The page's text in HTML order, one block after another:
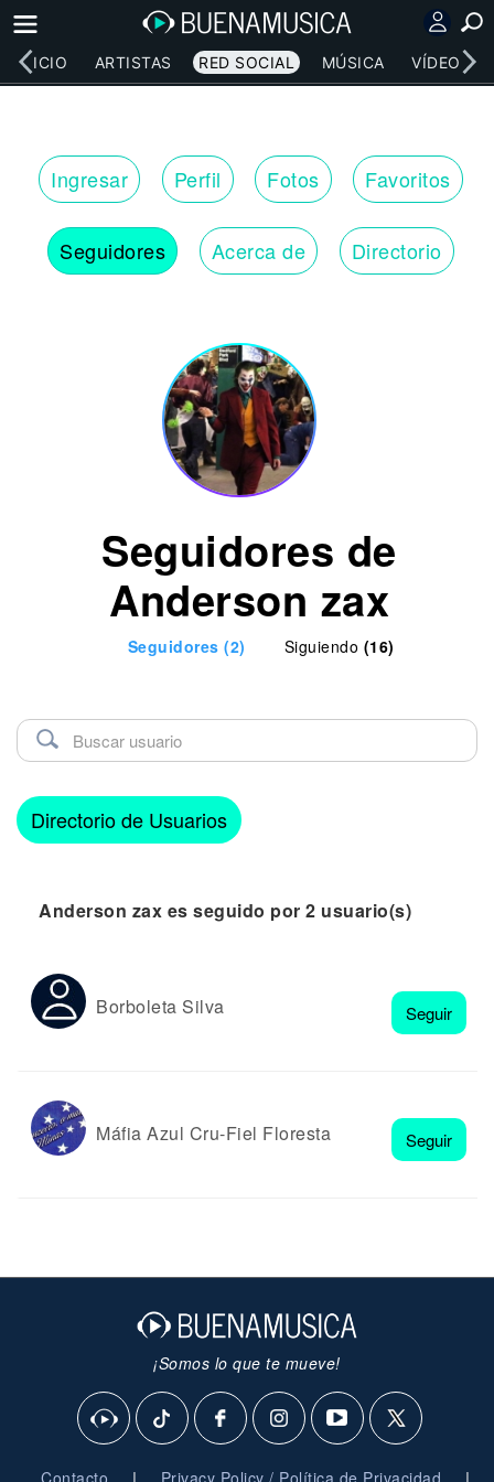
INICIO ARTISTAS RED SOCIAL MÚSICA VÍDEOS
Ingresar Perfil Fotos Favoritos
Seguidores Acerca de Directorio
Seguidores de
Anderson zax
Seguidores (2) Siguiendo (16)
Directorio de Usuarios
Anderson zax es seguido por 2 usuario(s)
Seguir
Borboleta Silva
Seguir
Máfia Azul Cru-Fiel Floresta
¡Somos lo que te mueve!
Contacto | Privacy Policy / Política de Privacidad |